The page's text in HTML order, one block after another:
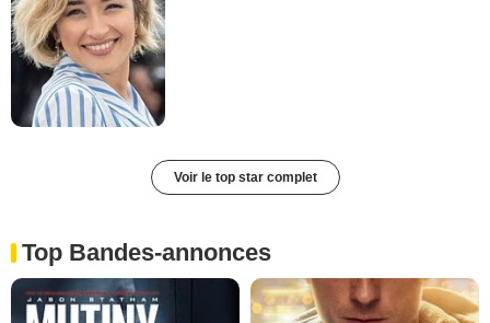
Voir le top star complet
Top Bandes-annonces